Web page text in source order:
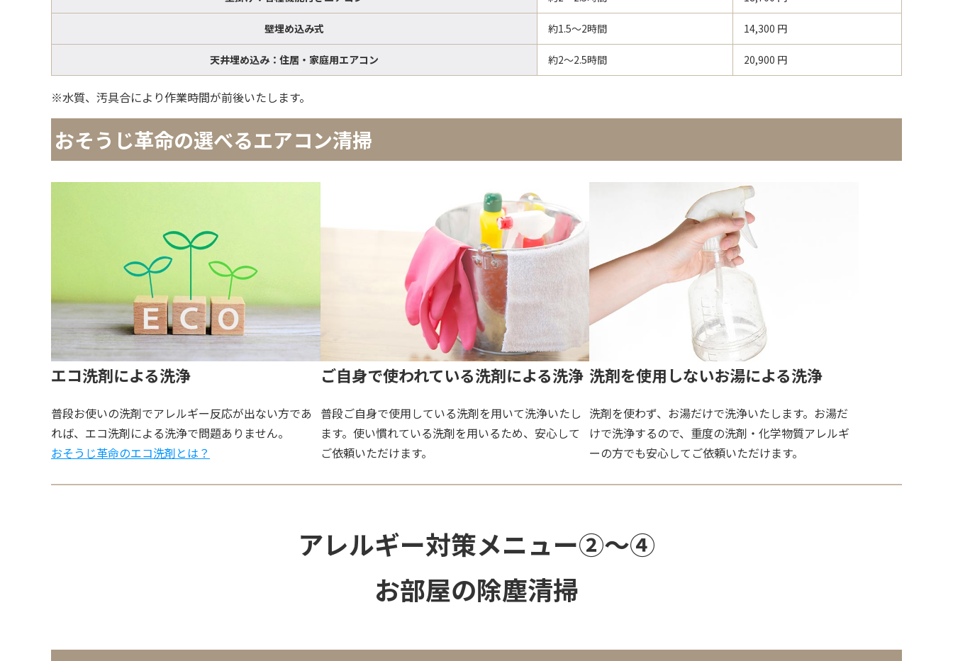
壁埋め込み式 約1.5〜2時間 14,300 円
天井埋め込み：住居・家庭用エアコン 約2〜2.5時間 20,900 円
※水質、汚具合により作業時間が前後いたします。
おそうじ革命の選べるエアコン清掃
エコ洗剤による洗浄
普段お使いの洗剤でアレルギー反応が出ない方であ
れば、エコ洗剤による洗浄で問題ありません。
おそうじ革命のエコ洗剤とは？
ご自身で使われている洗剤による洗浄
普段ご自身で使用している洗剤を用いて洗浄いたし
ます。使い慣れている洗剤を用いるため、安心して
ご依頼いただけます。
洗剤を使用しないお湯による洗浄
洗剤を使わず、お湯だけで洗浄いたします。お湯だ
けで洗浄するので、重度の洗剤・化学物質アレルギ
ーの方でも安心してご依頼いただけます。
アレルギー対策メニュー②〜④
お部屋の除塵清掃